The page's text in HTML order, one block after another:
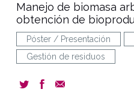
Manejo de biomasa
obtención de
Póster / Presentación
Gestión de residuos